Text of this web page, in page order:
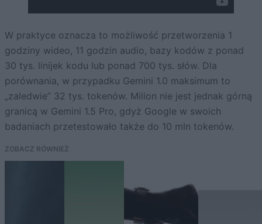
W praktyce oznacza to możliwość przetworzenia 1
godziny wideo, 11 godzin audio, bazy kodów z ponad
30 tys. linijek kodu lub ponad 700 tys. słów. Dla
porównania, w przypadku Gemini 1.0 maksimum to
„zaledwie” 32 tys. tokenów. Milion nie jest jednak górną
granicą w Gemini 1.5 Pro, gdyż Google w swoich
badaniach przetestowało także do 10 mln tokenów.
ZOBACZ RÓWNIEŻ